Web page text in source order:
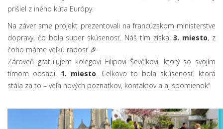
prišiel z iného kúta Európy.
Na záver sme projekt prezentovali na francúzskom ministerstve
dopravy, čo bola super skúsenosť. Náš tím získal3. miesto, z
čoho máme veľkú radosť 🎉
Zároveň gratulujem kolegovi Filipovi Ševčíkovi, ktorý so svojím
tímom obsadil 1. miesto. Celkovo to bola skúsenosť, ktorá
stála za to – veľa nových poznatkov, kontaktov a aj spomienok"